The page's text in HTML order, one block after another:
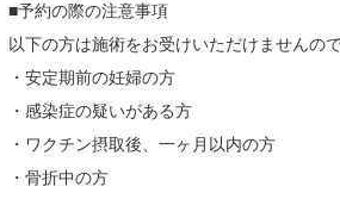
■予約の際の注意事項
以下の方は施術をお受けいただけませんの
・安定期前の妊婦の方
・感染症の疑いがある方
・ワクチン摂取後、一ヶ月以内の方
・骨折中の方